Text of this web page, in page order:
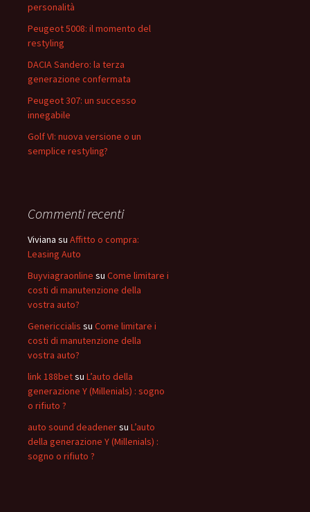
r
:
personalità
Peugeot 5008: il momento del
restyling
DACIA Sandero: la terza
generazione confermata
Peugeot 307: un successo
innegabile
Golf VI: nuova versione o un
semplice restyling?
Commenti recenti
Viviana su Affitto o compra:
Leasing Auto
Buyviagraonline su Come limitare i
costi di manutenzione della
vostra auto?
Genericcialis su Come limitare i
costi di manutenzione della
vostra auto?
link 188betsu L’auto della
generazione Y (Millenials) : sogno
o rifiuto ?
auto sound deadenersu L’auto
della generazione Y (Millenials) :
sogno o rifiuto ?